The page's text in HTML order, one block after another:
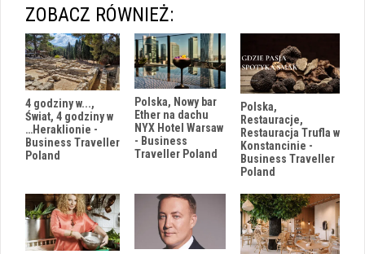
ZOBACZ RÓWNIEŻ:
4 godziny w...,
Świat, 4 godziny w
…Heraklionie -
Business Traveller
Poland
Polska, Nowy bar
Ether na dachu
NYX Hotel Warsaw
- Business
Traveller Poland
Polska,
Restauracje,
Restauracja Trufla w
Konstancinie -
Business Traveller
Poland